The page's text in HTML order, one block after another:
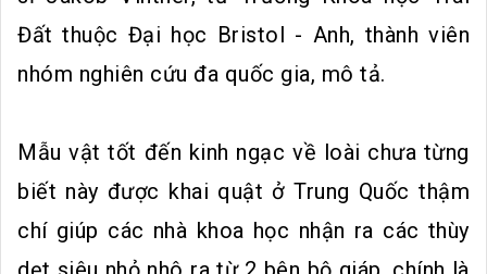
Đất thuộc Đại học Bristol - Anh, thành viên
nhóm nghiên cứu đa quốc gia, mô tả.
Mẫu vật tốt đến kinh ngạc về loài chưa từng
biết này được khai quật ở Trung Quốc thậm
chí giúp các nhà khoa học nhận ra các thùy